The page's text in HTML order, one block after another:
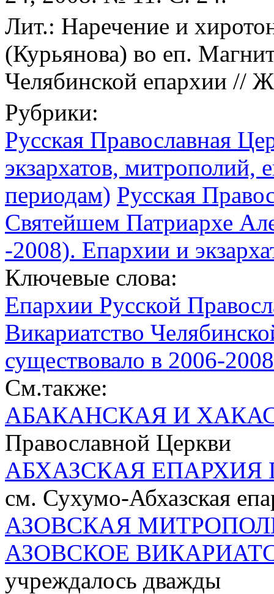
Лит.: Наречение и
(Курьянова) во еп.
Челябинской епархии
Рубрики:
Русская Православная
экзархатов, митрополий,
периодам) Русская
Святейшем Патриархе
-2008). Епархии и
Ключевые слова:
Епархии Русской
Викариатство
существовало в 2006-
См.также:
АБАКАНСКАЯ И
Православной Церкви
АБХАЗСКАЯ ЕПАРХИЯ
см. Сухумо-Абхазская
АЗОВСКАЯ
АЗОВСКОЕ
учреждалось дважды